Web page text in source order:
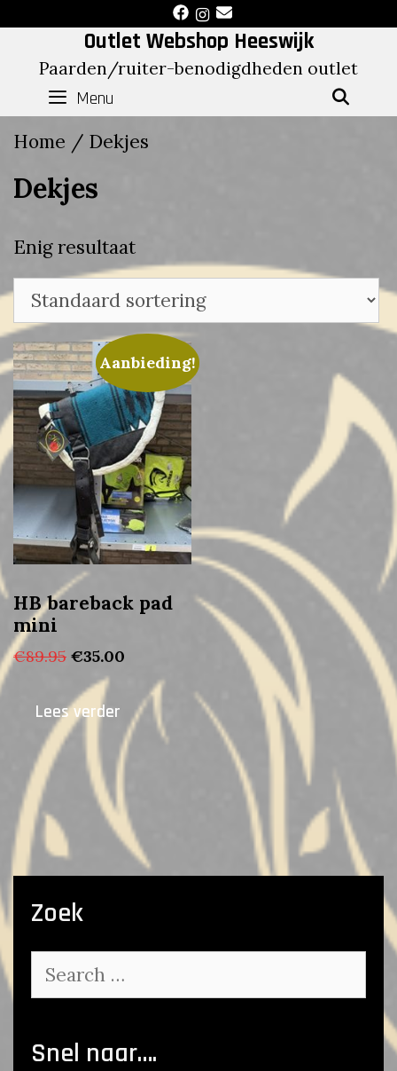
to
content
Outlet Webshop Heeswijk
Paarden/ruiter-benodigdheden outlet
Menu
Home / Dekjes
Dekjes
Enig resultaat
Aanbieding!
HB bareback pad
mini
€89.95 Oorspronkelijke
prijs
was:
€89.95.
€35.00
€35.00.
Lees verder
Zoek
for:
Snel naar….